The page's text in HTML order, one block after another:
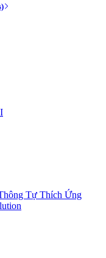
Tự Thích Ứng